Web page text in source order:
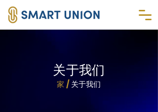
关于我们
家 / 关于我们